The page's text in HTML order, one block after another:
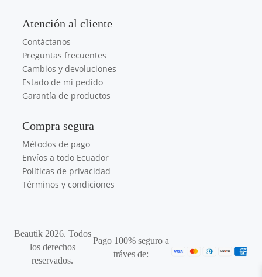
Atención al cliente
Contáctanos
Preguntas frecuentes
Cambios y devoluciones
Estado de mi pedido
Garantía de productos
Compra segura
Métodos de pago
Envíos a todo Ecuador
Políticas de privacidad
Términos y condiciones
Beautik 2026. Todos
los derechos
reservados.
Pago 100% seguro a
tráves de: